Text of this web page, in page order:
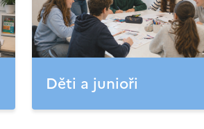
Děti a junioři